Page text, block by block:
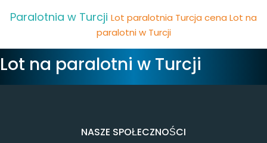
Paralotnia w Turcji Lot paralotnia Turcja cena Lot na
paralotni w Turcji
Lot na paralotni w Turcji
NASZE SPOŁECZNOŚCI